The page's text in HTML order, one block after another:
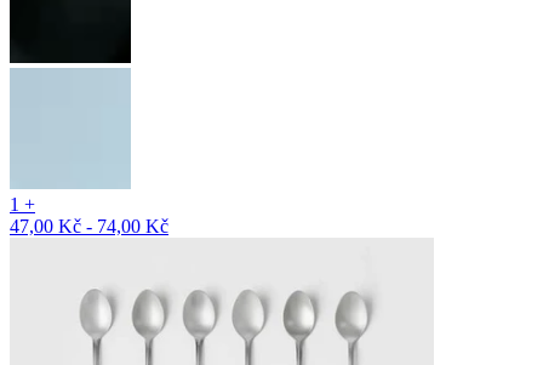
1 +
47,00 Kč - 74,00 Kč